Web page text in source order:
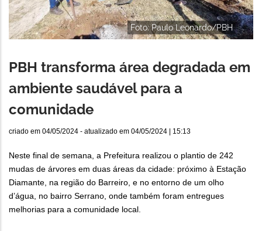
Foto: Paulo Leonardo/PBH
PBH transforma área degradada em
ambiente saudável para a
comunidade
criado em 04/05/2024 - atualizado em 04/05/2024 | 15:13
Neste final de semana, a Prefeitura realizou o plantio de 242
mudas de árvores em duas áreas da cidade: próximo à Estação
Diamante, na região do Barreiro, e no entorno de um olho
d’água, no bairro Serrano, onde também foram entregues
melhorias para a comunidade local.